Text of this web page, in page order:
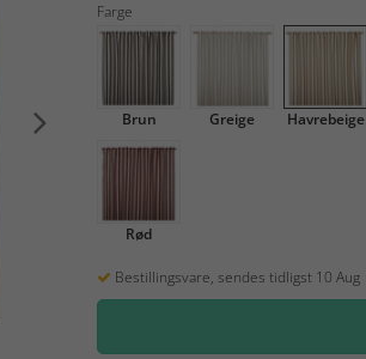
Farge
Brun Greige Havrebeige
Rød
Bestillingsvare, sendes tidligst 10 Aug